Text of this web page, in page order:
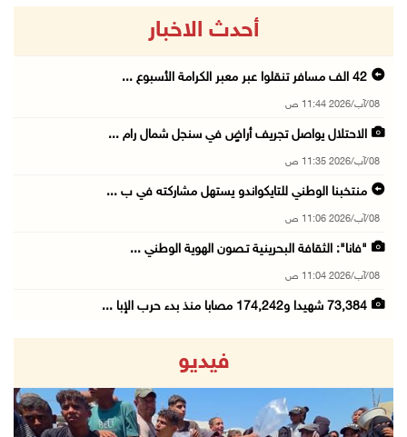
أحدث الاخبار
42 الف مسافر تنقلوا عبر معبر الكرامة الأسبوع ...
08/آب/2026 11:44 ص
الاحتلال يواصل تجريف أراضٍ في سنجل شمال رام ...
08/آب/2026 11:35 ص
منتخبنا الوطني للتايكواندو يستهل مشاركته في ب ...
08/آب/2026 11:06 ص
"فانا": الثقافة البحرينية تـصون الهوية الوطني ...
08/آب/2026 11:04 ص
73,384 شهيدا و174,242 مصابا منذ بدء حرب الإبا ...
مستعمرون إرهابيون يهاجمون منزلا ويقتحمون مناط ...
08/آب/2026 10:22 ص
قوات الاحتلال تجري تحقيقات ميدانية مع عشرات ا ...
فيديو